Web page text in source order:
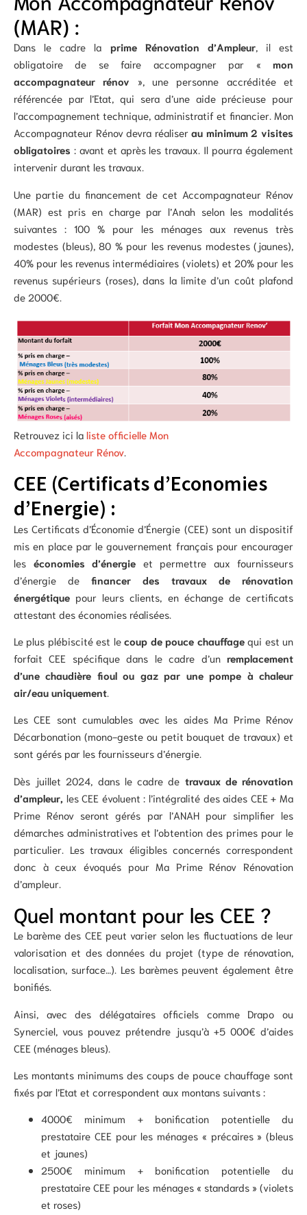
(MAR) :
Dans le cadre la prime Rénovation d’Ampleur, il est
obligatoire de se faire accompagner par « mon
accompagnateur rénov », une personne accréditée et
référencée par l’Etat, qui sera d’une aide précieuse pour
l’accompagnement technique, administratif et financier. Mon
Accompagnateur Rénov devra réaliserau minimum 2 visites
obligatoires : avant et après les travaux. Il pourra également
intervenir durant les travaux.
Une partie du financement de cet Accompagnateur Rénov
(MAR) est pris en charge par l’Anah selon les modalités
suivantes : 100 % pour les ménages aux revenus très
modestes (bleus), 80 % pour les revenus modestes (jaunes),
40% pour les revenus intermédiaires (violets) et 20% pour les
revenus supérieurs (roses), dans la limite d’un coût plafond
de 2000€.
Retrouvez ici la liste officielle Mon
Accompagnateur Rénov.
CEE (Certificats d’Economies
d’Energie) :
Les Certificats d’Économie d’Énergie (CEE) sont un dispositif
mis en place par le gouvernement français pour encourager
les économies d’énergie et permettre aux fournisseurs
d’énergie de financer des travaux de rénovation
énergétique pour leurs clients, en échange de certificats
attestant des économies réalisées.
Le plus plébiscité est lecoup de pouce chauffagequi est un
forfait CEE spécifique dans le cadre d’un remplacement
d’une chaudière fioul ou gaz par une pompe à chaleur
air/eau uniquement.
Les CEE sont cumulables avec les aides Ma Prime Rénov
Décarbonation (mono-geste ou petit bouquet de travaux) et
sont gérés par les fournisseurs d’énergie.
Dès juillet 2024, dans le cadre de travaux de rénovation
d’ampleur, les CEE évoluent : l’intégralité des aides CEE + Ma
Prime Rénov seront gérés par l’ANAH pour simplifier les
démarches administratives et l’obtention des primes pour le
particulier. Les travaux éligibles concernés correspondent
donc à ceux évoqués pour Ma Prime Rénov Rénovation
d’ampleur.
Quel montant pour les CEE ?
Le barème des CEE peut varier selon les fluctuations de leur
valorisation et des données du projet (type de rénovation,
localisation, surface…). Les barèmes peuvent également être
bonifiés.
Ainsi, avec des délégataires officiels comme Drapo ou
Synerciel, vous pouvez prétendre jusqu’à +5 000€ d’aides
CEE (ménages bleus).
Les montants minimums des coups de pouce chauffage sont
fixés par l’Etat et correspondent aux montans suivants :
4000€ minimum + bonification potentielle du
prestataire CEE pour les ménages « précaires » (bleus
et jaunes)
2500€ minimum + bonification potentielle du
prestataire CEE pour les ménages « standards » (violets
et roses)